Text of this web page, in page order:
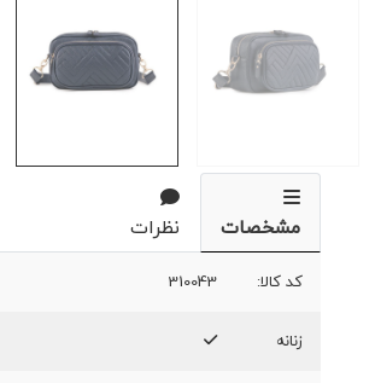
مشخصات نظرات
کد کالا: 310043
زنانه